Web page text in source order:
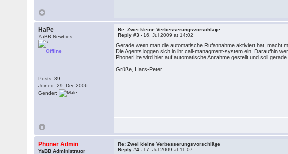
HaPe
YaBB Newbies
Offline
Posts: 39
Joined: 29. Dec 2006
Gender:
Re: Zwei kleine Verbesserungsvorschläge
Reply #3 - 16. Jul 2009 at 14:02
Gerade wenn man die automatische Rufannahme aktiviert hat, macht
Die Agents loggen sich in ihr call-managment-system ein. Daraufhin
PhonerLite wird hier auf automatische Annahme gestellt und soll
Grüße, Hans-Peter
Phoner Admin
YaBB Administrator
Re: Zwei kleine Verbesserungsvorschläge
Reply #4 - 17. Jul 2009 at 11:07